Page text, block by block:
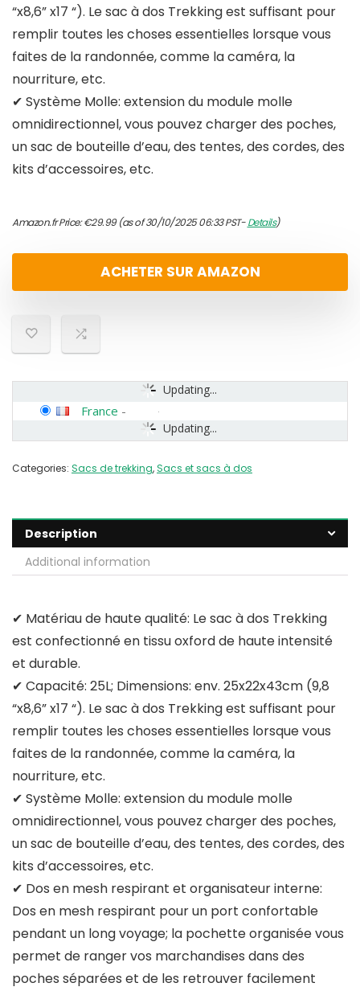
“x8,6” x17 “). Le sac à dos Trekking est suffisant pour
remplir toutes les choses essentielles lorsque vous
faites de la randonnée, comme la caméra, la
nourriture, etc.
✔ Système Molle: extension du module molle
omnidirectionnel, vous pouvez charger des poches,
un sac de bouteille d’eau, des tentes, des cordes, des
kits d’accessoires, etc.
Amazon.fr Price:€29.99(as of 30/10/2025 06:33 PST-Details)
ACHETER SUR AMAZON
Updating...
Updating...
France -
Categories: Sacs de trekking,Sacs et sacs à dos
Description
Additional information
✔ Matériau de haute qualité: Le sac à dos Trekking
est confectionné en tissu oxford de haute intensité
et durable.
✔ Capacité: 25L; Dimensions: env. 25x22x43cm (9,8
“x8,6” x17 “). Le sac à dos Trekking est suffisant pour
remplir toutes les choses essentielles lorsque vous
faites de la randonnée, comme la caméra, la
nourriture, etc.
✔ Système Molle: extension du module molle
omnidirectionnel, vous pouvez charger des poches,
un sac de bouteille d’eau, des tentes, des cordes, des
kits d’accessoires, etc.
✔ Dos en mesh respirant et organisateur interne:
Dos en mesh respirant pour un port confortable
pendant un long voyage; la pochette organisée vous
permet de ranger vos marchandises dans des
poches séparées et de les retrouver facilement